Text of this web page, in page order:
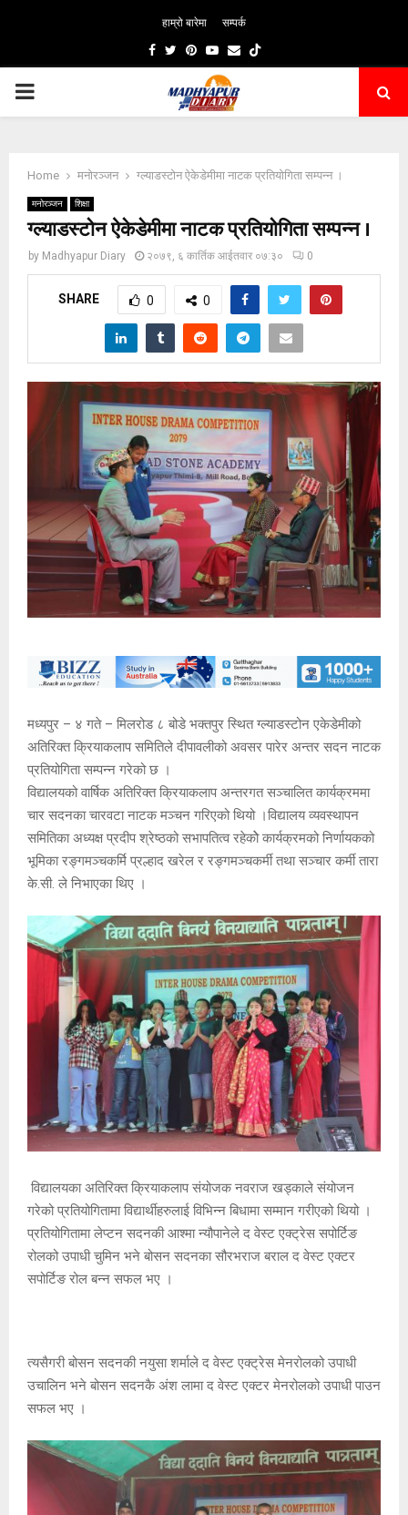
हाम्रो बारेमा सम्पर्क
Facebook
TwitterPinterestYoutube
Email
PRIMARY
Home मनोरञ्जन ग्ल्याडस्टोन ऐकेडेमीमा नाटक प्रतियोगिता सम्पन्न ।
मनोरञ्जन शिक्षा
ग्ल्याडस्टोन ऐकेडेमीमा नाटक प्रतियोगिता सम्पन्न ।
by Madhyapur Diary २०७९, ६ कार्तिक आईतवार ०७:३० 0
SHARE 0 0
मध्यपुर – ४ गते – मिलरोड ८ बोडे भक्तपुर स्थित ग्ल्याडस्टोन एकेडेमीको
अतिरिक्त क्रियाकलाप समितिले दीपावलीको अवसर पारेर अन्तर सदन नाटक
प्रतियोगिता सम्पन्न गरेको छ ।
विद्यालयको वार्षिक अतिरिक्त क्रियाकलाप अन्तरगत सञ्चालित कार्यक्रममा
चार सदनका चारवटा नाटक मञ्चन गरिएको थियो ।विद्यालय व्यवस्थापन
समितिका अध्यक्ष प्रदीप श्रेष्ठको सभापतित्व रहेकोे कार्यक्रमको निर्णायकको
भूमिका रङ्गमञ्चकर्मि प्रल्हाद खरेल र रङ्गमञ्चकर्मी तथा सञ्चार कर्मी तारा
के.सी. ले निभाएका थिए ।
विद्यालयका अतिरिक्त क्रियाकलाप संयोजक नवराज खड्काले संयोजन
गरेको प्रतियोगितामा विद्यार्थीहरुलाई विभिन्न बिधामा सम्मान गरीएको थियो ।
प्रतियोगितामा लेप्टन सदनकी आश्मा न्यौपानेले द वेस्ट एक्ट्रेस सपोर्टिङ
रोलको उपाधी चुमिन भने बोसन सदनका सौरभराज बराल द वेस्ट एक्टर
सपोर्टिङ रोल बन्न सफल भए ।
त्यसैगरी बोसन सदनकी नयुसा शर्माले द वेस्ट एक्ट्रेस मेनरोलको उपाधी
उचालिन भने बोसन सदनकै अंश लामा द वेस्ट एक्टर मेनरोलको उपाधी पाउन
सफल भए ।